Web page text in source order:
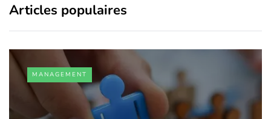
Articles populaires
MANAGEMENT